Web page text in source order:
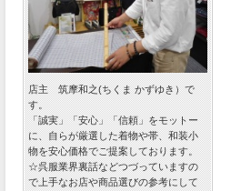
店主 筑摩和之(ちくま かずゆき）で
す。
「誠実」「安心」「信頼」をモットー
に、自らが厳選した着物や帯、和装小
物を安心価格でご提案しております。
☆呉服業界裏話などつづっていますの
で上手なお店や商品選びの参考にして